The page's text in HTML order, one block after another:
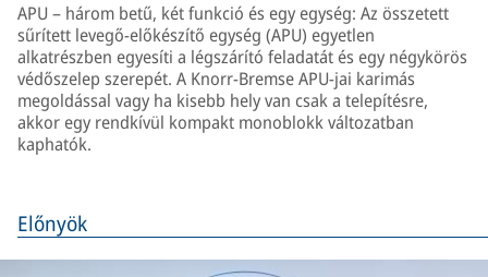
APU – három betű, két funkció és egy egység: Az összetett
sűrített levegő-előkészítő egység (APU) egyetlen
alkatrészben egyesíti a légszárító feladatát és egy négykörös
védőszelep szerepét. A Knorr-Bremse APU-jai karimás
megoldással vagy ha kisebb hely van csak a telepítésre,
akkor egy rendkívül kompakt monoblokk változatban
kaphatók.
Előnyök